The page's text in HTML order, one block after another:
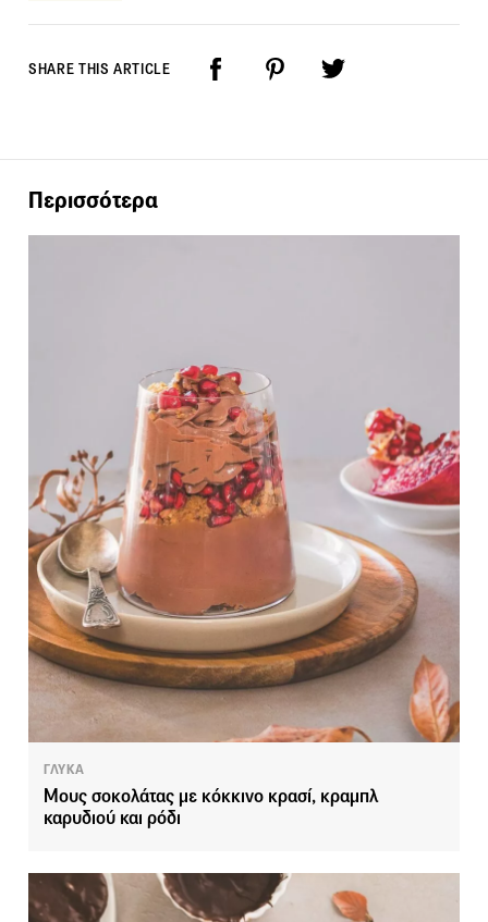
SHARE THIS ARTICLE
Περισσότερα
ΓΛΥΚΑ
Μους σοκολάτας με κόκκινο κρασί, κραμπλ
καρυδιού και ρόδι